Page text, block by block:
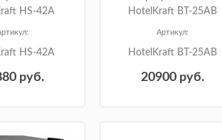
HS-42A
HS-42A
руб.
HotelKraft BT-25AB
Артикул:
HotelKraft BT-25AB
20900 руб.